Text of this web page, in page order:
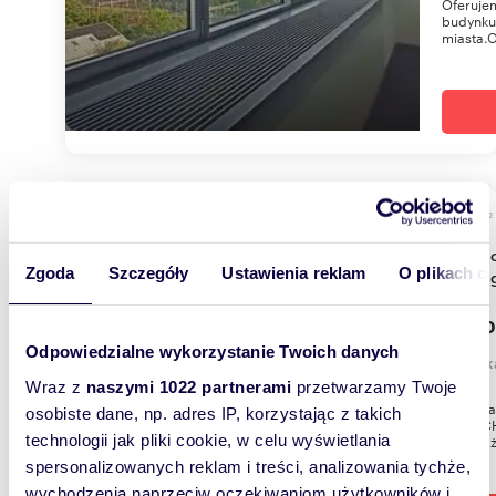
Zgoda Szczegóły Ustawienia reklam O plikach
Odpowiedzialne wykorzystanie Twoich danych
Wraz z naszymi 1022 partnerami przetwarzamy Twoje
osobiste dane, np. adres IP, korzystając z takich
technologii jak pliki cookie, w celu wyświetlania
spersonalizowanych reklam i treści, analizowania tychże,
85 2
4
Do
blisko